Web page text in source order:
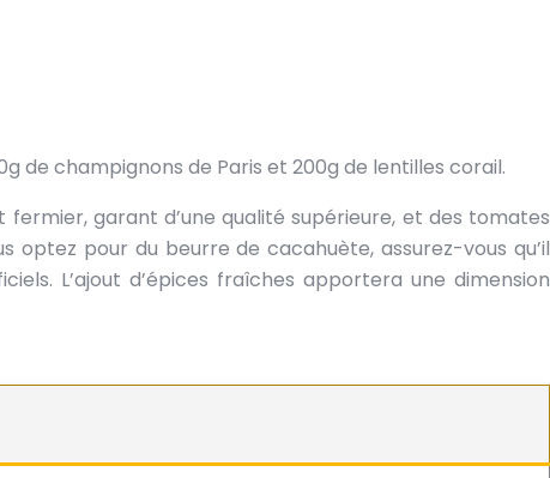
de champignons de Paris et 200g de lentilles corail.
garant d’une qualité supérieure, et des tomates
optez pour du beurre de cacahuète, assurez-vous qu’il
L’ajout d’épices fraîches apportera une dimension